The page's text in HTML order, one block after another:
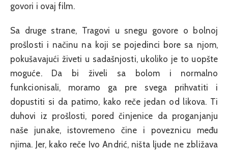
govori i ovaj film.
Sa druge strane, Tragovi u snegu govore o bolnoj
prošlosti i načinu na koji se pojedinci bore sa njom,
pokušavajući živeti u sadašnjosti, ukoliko je to uopšte
moguće. Da bi živeli sa bolom i normalno
funkcionisali, moramo ga pre svega prihvatiti i
dopustiti si da patimo, kako reče jedan od likova. Ti
duhovi iz prošlosti, pored činjenice da proganjanju
naše junake, istovremeno čine i poveznicu među
njima. Jer, kako reče Ivo Andrić, ništa ljude ne zbližava